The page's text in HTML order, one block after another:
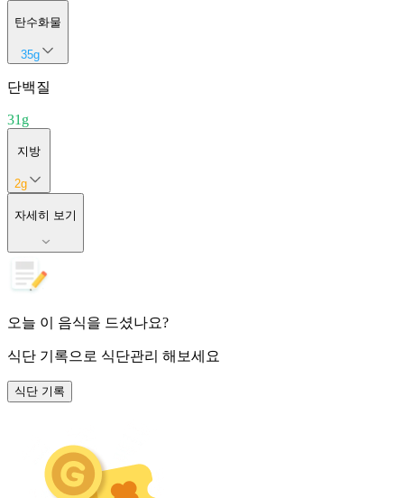
탄수화물
35g
단백질
31 g
지방
2g
자세히 보기
오늘 이 음식을 드셨나요?
식단 기록으로 식단관리 해보세요
식단 기록